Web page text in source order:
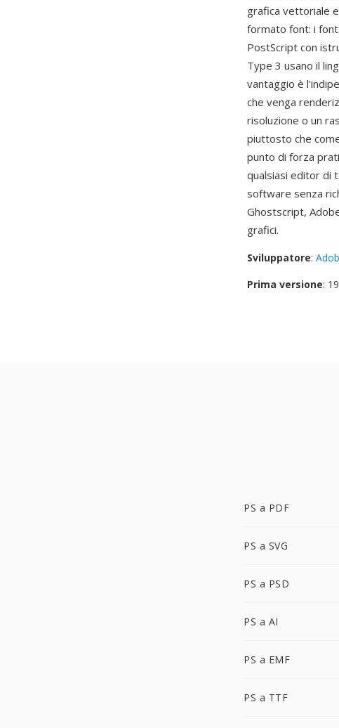
grafica vettoriale
formato font: i
PostScript con
Type 3 usano il
vantaggio è
che venga
risoluzione o un
piuttosto che
punto di forza
qualsiasi editor di
software senza
Ghostscript,
grafici.
Sviluppatore:
Prima versione:
PS a PDF
PS a SVG
PS a PSD
PS a AI
PS a EMF
PS a TTF